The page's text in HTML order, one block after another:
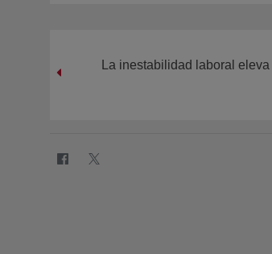
La inestabilidad laboral